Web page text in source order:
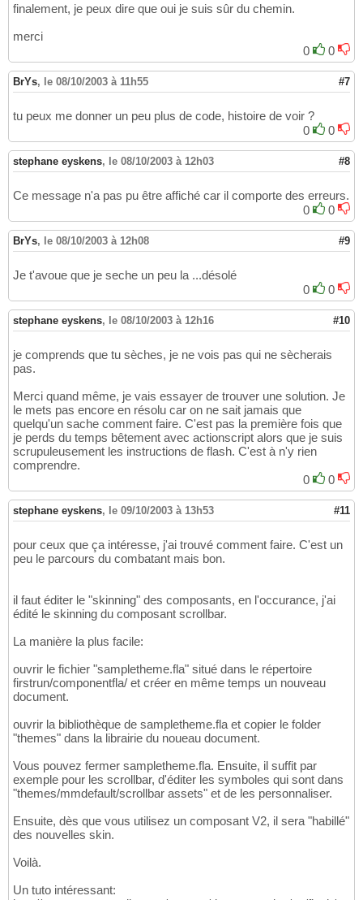
finalement, je peux dire que oui je suis sûr du chemin.
merci
0
0
BrYs, le 08/10/2003 à 11h55 #7
tu peux me donner un peu plus de code, histoire de voir ?
0
0
stephane eyskens, le 08/10/2003 à 12h03 #8
Ce message n'a pas pu être affiché car il comporte des erreurs.
0
0
BrYs, le 08/10/2003 à 12h08 #9
Je t'avoue que je seche un peu la ...désolé
0
0
stephane eyskens, le 08/10/2003 à 12h16 #10
je comprends que tu sèches, je ne vois pas qui ne sècherais
pas.
Merci quand même, je vais essayer de trouver une solution. Je
le mets pas encore en résolu car on ne sait jamais que
quelqu'un sache comment faire. C'est pas la première fois que
je perds du temps bêtement avec actionscript alors que je suis
scrupuleusement les instructions de flash. C'est à n'y rien
comprendre.
0
0
stephane eyskens, le 09/10/2003 à 13h53 #11
pour ceux que ça intéresse, j'ai trouvé comment faire. C'est un
peu le parcours du combatant mais bon.
il faut éditer le "skinning" des composants, en l'occurance, j'ai
édité le skinning du composant scrollbar.
La manière la plus facile:
ouvrir le fichier "sampletheme.fla" situé dans le répertoire
firstrun/componentfla/ et créer en même temps un nouveau
document.
ouvrir la bibliothèque de sampletheme.fla et copier le folder
"themes" dans la librairie du noueau document.
Vous pouvez fermer sampletheme.fla. Ensuite, il suffit par
exemple pour les scrollbar, d'éditer les symboles qui sont dans
"themes/mmdefault/scrollbar assets" et de les personnaliser.
Ensuite, dès que vous utilisez un composant V2, il sera "habillé"
des nouvelles skin.
Voilà.
Un tuto intéressant: